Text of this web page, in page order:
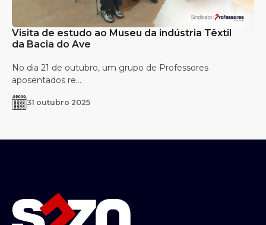
Visita de estudo ao Museu da indústria Têxtil
da Bacia do Ave
No dia 21 de outubro, um grupo de Professores
aposentados re...
31 outubro 2025